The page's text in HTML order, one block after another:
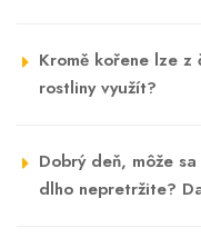
Kromě kořene lze z
rostliny využít?
Dobrý deň, môže
dlho nepretržite?